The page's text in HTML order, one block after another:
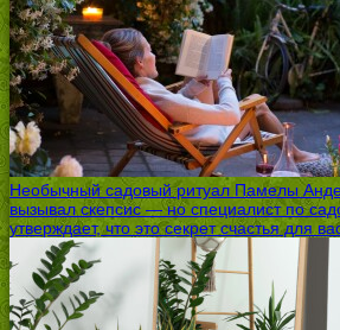
Необычный садовый ритуал Памелы
вызывал скепсис — но специалист по
утверждает, что это секрет счастья для